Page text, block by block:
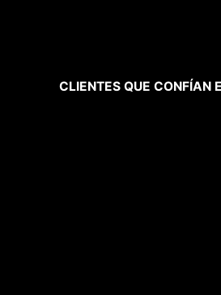
CLIENTES QUE CONFÍAN